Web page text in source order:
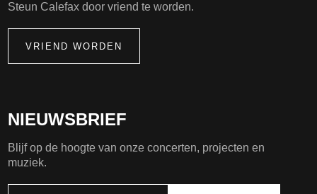
NIEUWSBRIEF
Blijf op de hoogte van onze concerten, projecten en
muziek.
Steun Calefax door vriend te worden.
VRIEND WORDEN